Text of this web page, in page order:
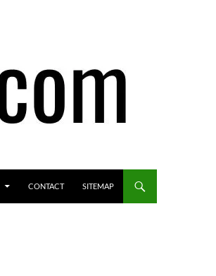
CONTACT SITEMAP